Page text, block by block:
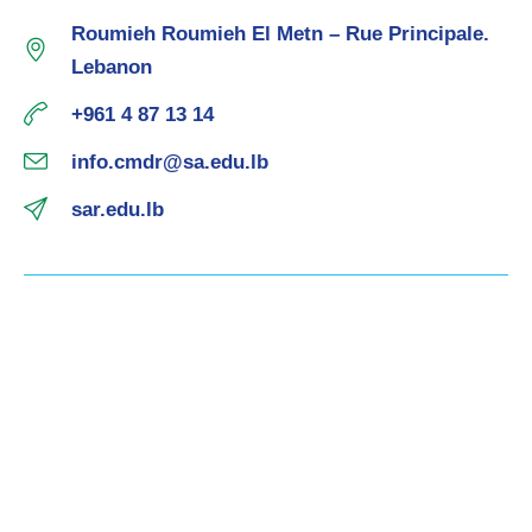
Roumieh Roumieh El Metn – Rue Principale.
Lebanon
+961 4 87 13 14
info.cmdr@sa.edu.lb
sar.edu.lb